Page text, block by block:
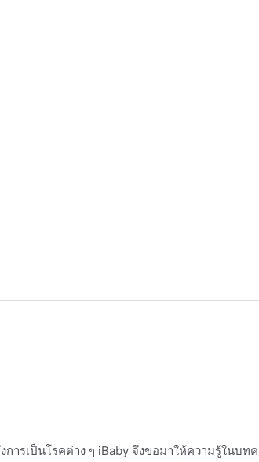
รเป็นโรคต่าง ๆ iBaby จึงขอมาให้ความรู้ในบท